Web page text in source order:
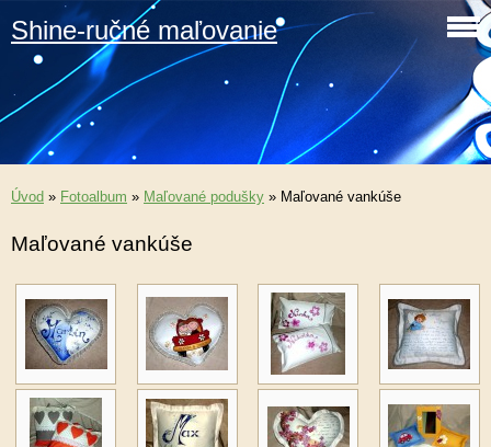
Shine-ručné maľovanie
Úvod » Fotoalbum » Maľované podušky » Maľované vankúše
Maľované vankúše